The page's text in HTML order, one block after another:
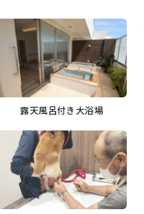
露天風呂付き大浴場